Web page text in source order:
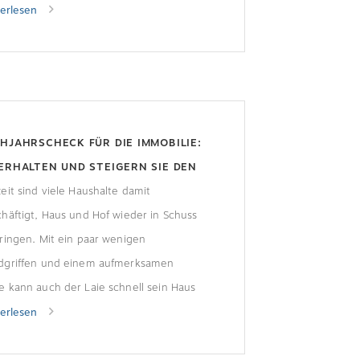
effiziente Gebäude deutlich
A+ kosten im
als vergleichbare Objekte mit
FÜR DIE IMMOBILIE:
UND STEIGERN SIE DEN
sind viele Haushalte damit
Haus und Hof wieder in Schuss
Mit ein paar wenigen
und einem aufmerksamen
kann auch der Laie schnell sein Haus
und so den Wert der Immobilie